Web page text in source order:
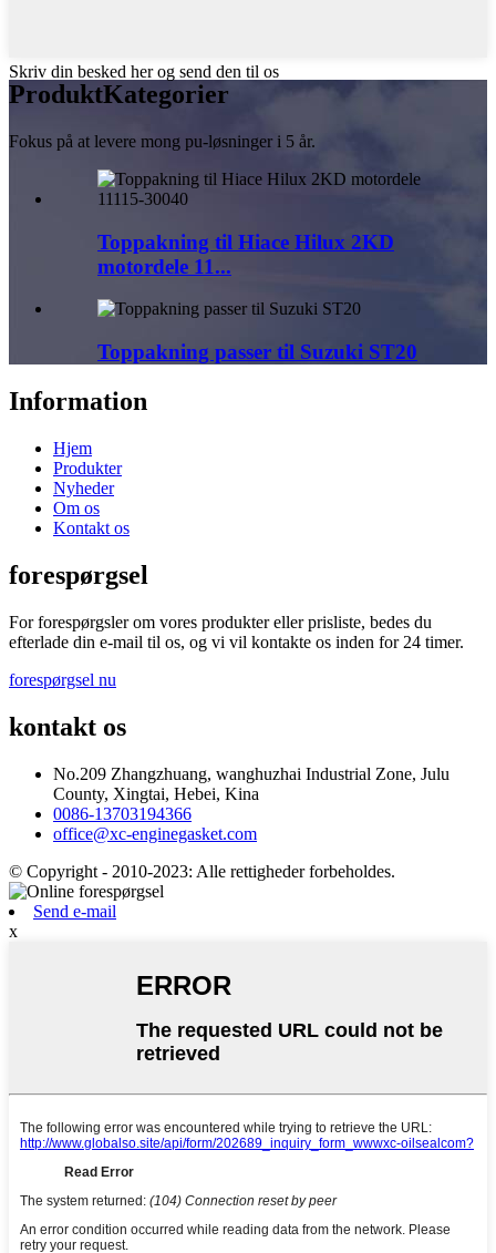
Skriv din besked her og send den til os
ProduktKategorier
Fokus på at levere mong pu-løsninger i 5 år.
Toppakning til Hiace Hilux 2KD
motordele 11...
Toppakning passer til Suzuki ST20
Information
Hjem
Produkter
Nyheder
Om os
Kontakt os
forespørgsel
For forespørgsler om vores produkter eller prisliste, bedes du
efterlade din e-mail til os, og vi vil kontakte os inden for 24 timer.
forespørgsel nu
kontakt os
No.209 Zhangzhuang, wanghuzhai Industrial Zone, Julu
County, Xingtai, Hebei, Kina
0086-13703194366
office@xc-enginegasket.com
© Copyright - 2010-2023: Alle rettigheder forbeholdes.
Send e-mail
x